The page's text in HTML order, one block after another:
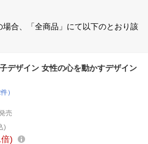
場合、「全商品」にて以下のとおり該
デザイン 女性の心を動かすデザイン
件）
売
)
倍